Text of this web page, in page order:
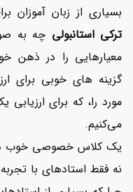
بسیاری از زبان آموزان
ترکی استانبولی چه به
معیارهایی را در ذهن
گزینه های خوبی برای
مورد را، که برای
می‌کنیم.
یک کلاس خصوصی خوب
نه فقط استادهای با